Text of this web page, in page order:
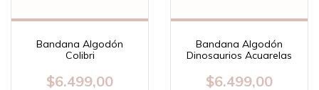
Bandana Algodón
Colibri
$6.499,00
Bandana Algodón
Dinosaurios Acuarelas
$6.499,00